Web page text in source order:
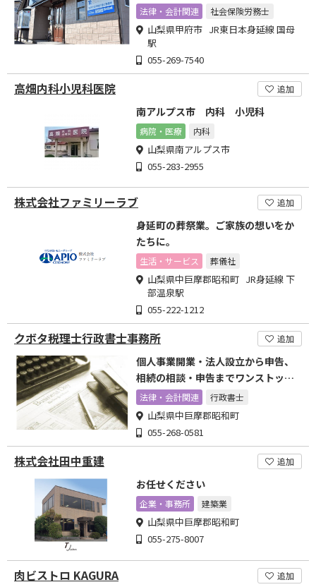
法律・会計関連 社会保険労務士
山梨県甲府市 JR東日本身延線 国母
駅
055-269-7540
高畑内科小児科医院 追加
南アルプス市 内科 小児科
病院・医療 内科
山梨県南アルプス市
055-283-2955
株式会社ファミリーラブ 追加
身延町の葬祭業。ご家族の想いをか
たちに。
生活・サービス 葬儀社
山梨県中巨摩郡昭和町 JR身延線 下
部温泉駅
055-222-1212
クボタ税理士行政書士事務所 追加
個人事業開業・法人設立から申告、
相続の相談・申告までワンストップ
でお応えします。
法律・会計関連 行政書士
山梨県中巨摩郡昭和町
055-268-0581
株式会社田中重建 追加
お任せください
企業・事務所 建築業
山梨県中巨摩郡昭和町
055-275-8007
肉ビストロ KAGURA 追加